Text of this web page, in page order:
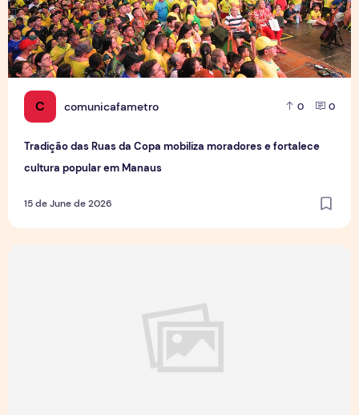
C comunicafametro 0 0
Tradição das Ruas da Copa mobiliza moradores e fortalece
cultura popular em Manaus
15 de June de 2026